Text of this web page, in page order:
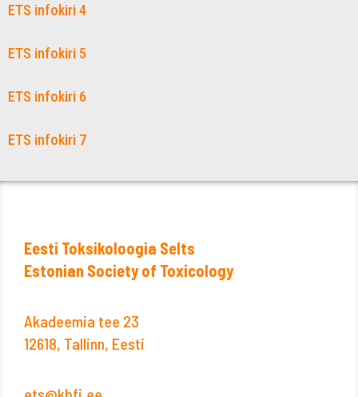
ETS infokiri 4
ETS infokiri 5
ETS infokiri 6
ETS infokiri 7
Eesti Toksikoloogia Selts
Estonian Society of Toxicology
Akadeemia tee 23
12618, Tallinn, Eesti